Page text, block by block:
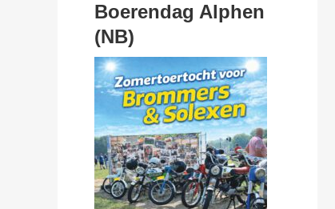
Boerendag Alphen
(NB)